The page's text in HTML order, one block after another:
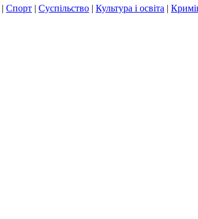
| Спорт | Суспільство | Культура і освіта |